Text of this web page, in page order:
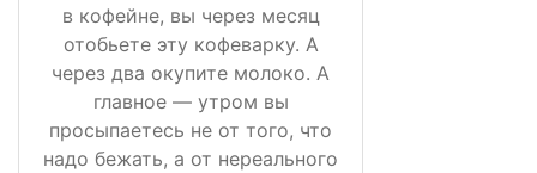
в кофейне, вы через месяц
отобьете эту кофеварку. А
через два окупите молоко. А
главное — утром вы
просыпаетесь не от того, что
надо бежать, а от нереального